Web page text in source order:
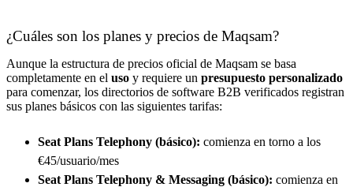
¿Cuáles son los planes y precios de Maqsam?
Aunque la estructura de precios oficial de Maqsam se basa
completamente en el uso y requiere un presupuesto personalizado
para comenzar, los directorios de software B2B verificados registran
sus planes básicos con las siguientes tarifas:
Seat Plans Telephony (básico): comienza en torno a los
€45/usuario/mes
Seat Plans Telephony & Messaging (básico): comienza en